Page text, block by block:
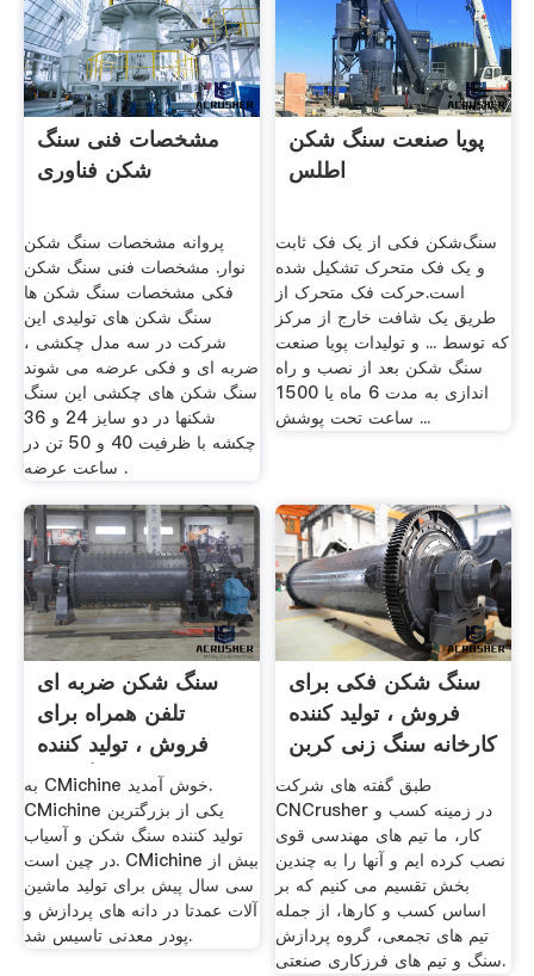
مشخصات فنی سنگ
شکن فناوری
پروانه مشخصات سنگ شکن
نوار. مشخصات فنی سنگ شکن
فکی مشخصات سنگ شکن ها
سنگ شکن های تولیدی این
شرکت در سه مدل چکشی ،
ضربه ای و فکی عرضه می شوند
سنگ شکن های چکشی این سنگ
شکنها در دو سایز 24 و 36
چکشه با ظرفیت 40 و 50 تن در
ساعت عرضه .
پویا صنعت سنگ شکن
اطلس
سنگ‌شکن فکی از یک فک ثابت
و یک فک متحرک تشکیل شده
است.حرکت فک متحرک از
طریق یک شافت خارج از مرکز
که توسط ... و تولیدات پویا صنعت
سنگ شکن بعد از نصب و راه
اندازی به مدت 6 ماه یا 1500
ساعت تحت پوشش ...
سنگ شکن ضربه ای
تلفن همراه برای
فروش ، تولید کننده
گیاهان ...
به CMichine خوش آمدید.
CMichine یکی از بزرگترین
تولید کننده سنگ شکن و آسیاب
در چین است. CMichine بیش از
سی سال پیش برای تولید ماشین
آلات عمدتا در دانه های پردازش و
پودر معدنی تاسیس شد.
سنگ شکن فکی برای
فروش ، تولید کننده
کارخانه سنگ زنی کربن
طبق گفته های شرکت
CNCrusher در زمینه کسب و
کار، ما تیم های مهندسی قوی
نصب کرده ایم و آنها را به چندین
بخش تقسیم می کنیم که بر
اساس کسب و کارها، از جمله
تیم های تجمعی، گروه پردازش
سنگ و تیم های فرزکاری صنعتی.